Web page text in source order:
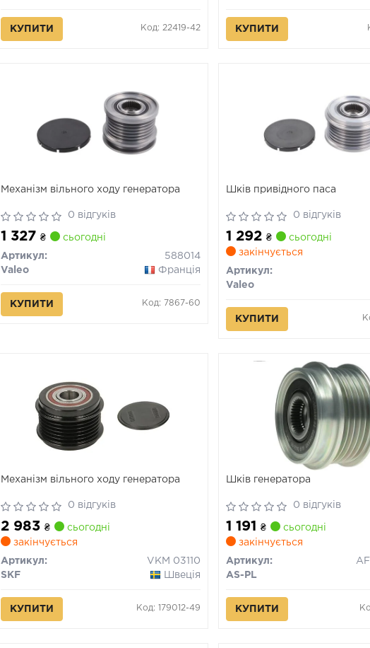
КУПИТИ Код: 22419-42 КУПИТИ
Механізм вільного ходу генератора
0 відгуків
1 327 ₴ сьогодні
Артикул:
588014
Valeo
Франція
КУПИТИ Код: 7867-60
Шків привідного паса
0 відгуків
1 292₴
сьогодні
закінчується
Артикул:
Valeo
КУПИТИ
Механізм вільного ходу генератора
0 відгуків
2 983 ₴
сьогодні
закінчується
Артикул:
VKM 03110
SKF
Швеція
КУПИТИ Код: 179012-49
Шків генератора
0 відгуків
1 191₴
сьогодні
закінчується
Артикул:
AS-PL
КУПИТИ